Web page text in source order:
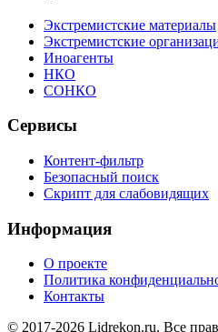
Экстремистские материалы
Экстремистские
Иноагенты
НКО
СОНКО
Сервисы
Контент-фильтр
Безопасный поиск
Скрипт для слабовидящих
Информация
О проекте
Политика
Контакты
© 2017-2026 Lidrekon.ru. Все